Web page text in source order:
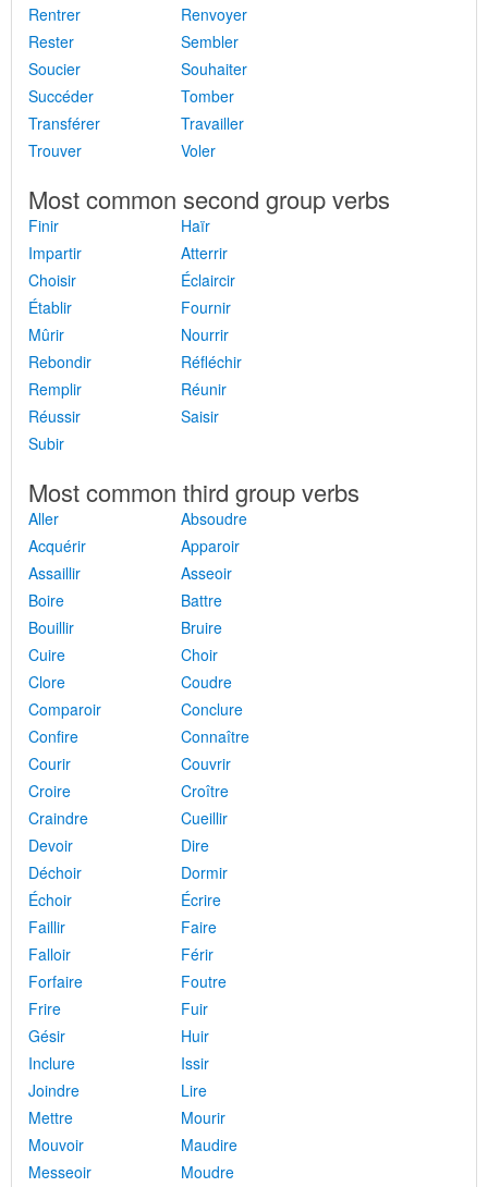
Rentrer
Renvoyer
Rester
Sembler
Soucier
Souhaiter
Succéder
Tomber
Transférer
Travailler
Trouver
Voler
Most common second group verbs
Finir
Haïr
Impartir
Atterrir
Choisir
Éclaircir
Établir
Fournir
Mûrir
Nourrir
Rebondir
Réfléchir
Remplir
Réunir
Réussir
Saisir
Subir
Most common third group verbs
Aller
Absoudre
Acquérir
Apparoir
Assaillir
Asseoir
Boire
Battre
Bouillir
Bruire
Cuire
Choir
Clore
Coudre
Comparoir
Conclure
Confire
Connaître
Courir
Couvrir
Croire
Croître
Craindre
Cueillir
Devoir
Dire
Déchoir
Dormir
Échoir
Écrire
Faillir
Faire
Falloir
Férir
Forfaire
Foutre
Frire
Fuir
Gésir
Huir
Inclure
Issir
Joindre
Lire
Mettre
Mourir
Mouvoir
Maudire
Messeoir
Moudre